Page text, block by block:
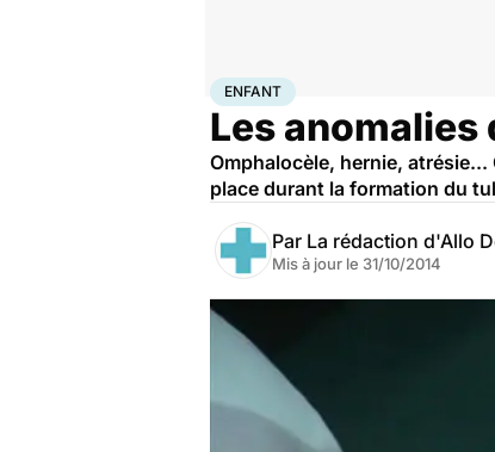
AccueilSanté
ENFANT
Les
Omphalocèle, hernie,
place durant la formation du
Par La rédaction d'Allo
Mis à jour le 31/10/2014